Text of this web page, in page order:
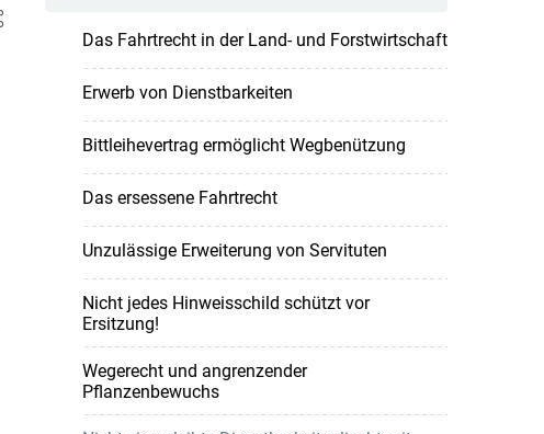
Das Fahrtrecht in der Land- und Forstwirtschaft
Erwerb von Dienstbarkeiten
Bittleihevertrag ermöglicht Wegbenützung
Das ersessene Fahrtrecht
Unzulässige Erweiterung von Servituten
Nicht jedes Hinweisschild schützt vor
Ersitzung!
Wegerecht und angrenzender
Pflanzenbewuchs